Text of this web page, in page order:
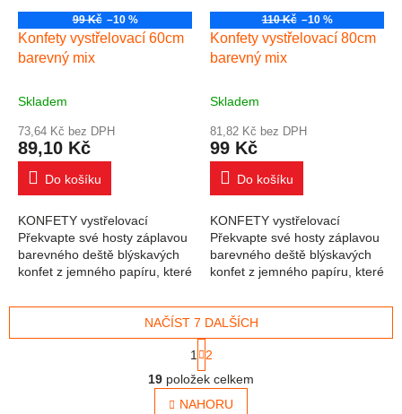
99 Kč –10 %
Konfety vystřelovací 60cm
barevný mix
Skladem
73,64 Kč bez DPH
89,10 Kč
Do košíku
KONFETY vystřelovací
Překvapte své hosty záplavou
barevného deště blýskavých
konfet z jemného papíru, které
vystřelíte do vzduchu a
snesou se jako déšť k...
110 Kč –10 %
Konfety vystřelovací 80cm
barevný mix
Skladem
81,82 Kč bez DPH
99 Kč
Do košíku
KONFETY vystřelovací
Překvapte své hosty záplavou
barevného deště blýskavých
konfet z jemného papíru, které
vystřelíte do vzduchu a
snesou se jako déšť k...
Ovládací prvky výpisu
NAČÍST 7 DALŠÍCH
1
2
19 položek celkem
NAHORU